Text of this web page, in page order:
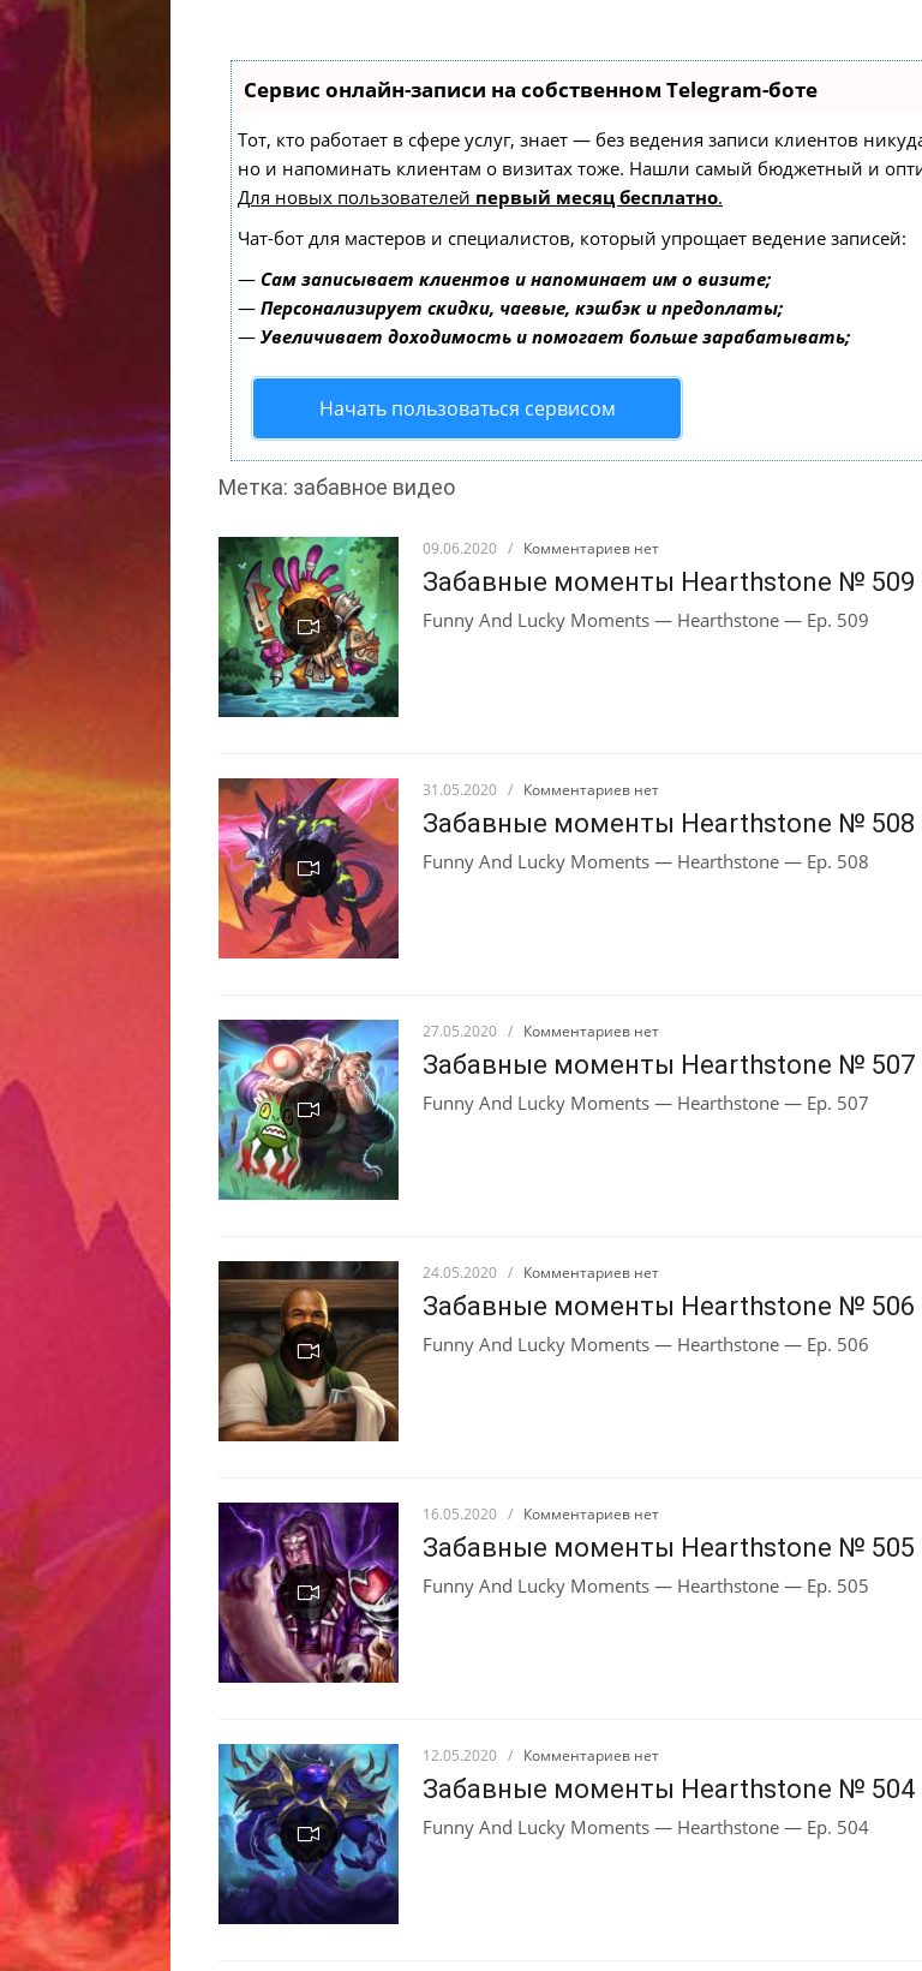
Сервис онлайн-записи на собственном Telegram-боте
Тот, кто работает в сфере услуг, знает — без ведения записи клиентов
но и напоминать клиентам о визитах тоже. Нашли самый бюджетный и
Для новых пользователей первый месяц бесплатно.
Чат-бот для мастеров и специалистов, который упрощает ведение записей:
— Сам записывает клиентов и напоминает им о визите;
— Персонализирует скидки, чаевые, кэшбэк и предоплаты;
— Увеличивает доходимость и помогает больше зарабатывать;
Начать пользоваться сервисом
Метка: забавное видео
09.06.2020 / Комментариев нет
Забавные моменты Hearthstone № 509
Funny And Lucky Moments — Hearthstone — Ep. 509
31.05.2020 / Комментариев нет
Забавные моменты Hearthstone № 508
Funny And Lucky Moments — Hearthstone — Ep. 508
27.05.2020 / Комментариев нет
Забавные моменты Hearthstone № 507
Funny And Lucky Moments — Hearthstone — Ep. 507
24.05.2020 / Комментариев нет
Забавные моменты Hearthstone № 506
Funny And Lucky Moments — Hearthstone — Ep. 506
16.05.2020 / Комментариев нет
Забавные моменты Hearthstone № 505
Funny And Lucky Moments — Hearthstone — Ep. 505
12.05.2020 / Комментариев нет
Забавные моменты Hearthstone № 504
Funny And Lucky Moments — Hearthstone — Ep. 504